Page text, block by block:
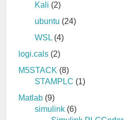
Kali (2)
ubuntu (24)
WSL (4)
logi.cals (2)
M5STACK (8)
STAMPLC (1)
Matlab (9)
simulink (6)